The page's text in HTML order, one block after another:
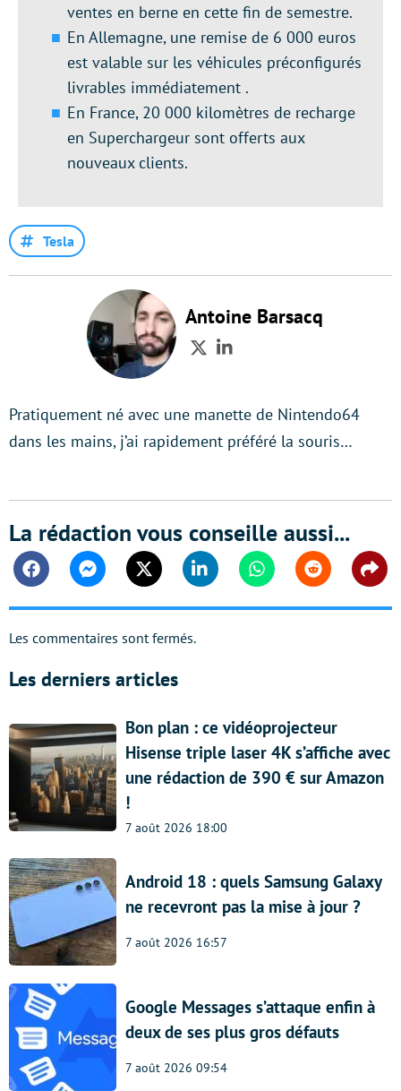
ventes en berne en cette fin de semestre.
En Allemagne, une remise de 6 000 euros
est valable sur les véhicules préconfigurés
livrables immédiatement .
En France, 20 000 kilomètres de recharge
en Superchargeur sont offerts aux
nouveaux clients.
Tesla
Antoine Barsacq
TwitterLinkedIn
Pratiquement né avec une manette de Nintendo64
dans les mains, j’ai rapidement préféré la souris…
La rédaction vous conseille aussi...
FacebookMessengerTwitter Linkedin WhatsappReddit
Les commentaires sont fermés.
Les derniers articles
Bon plan : ce vidéoprojecteur
Hisense triple laser 4K s’affiche avec
une rédaction de 390 € sur Amazon
!
7 août 2026 18:00
Android 18 : quels Samsung Galaxy
ne recevront pas la mise à jour ?
7 août 2026 16:57
Google Messages s’attaque enfin à
deux de ses plus gros défauts
7 août 2026 09:54